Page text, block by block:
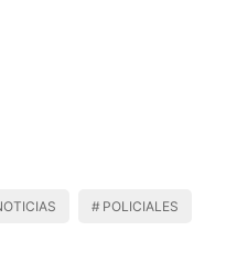
POLICIALES